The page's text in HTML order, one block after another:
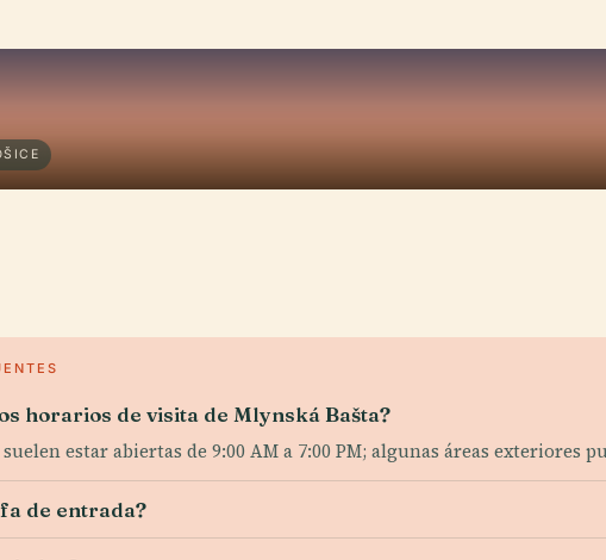
horarios de visita de Mlynská Bašta?
estar abiertas de 9:00 AM a 7:00 PM; algunas áreas exteriores
de entrada?